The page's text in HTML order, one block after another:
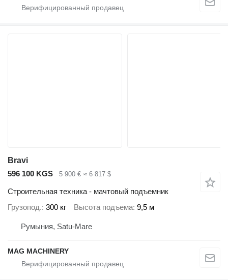
Bravi
596 100 KGS
5 900 € ≈ 6 817 $
Строительная техника - мачтовый подъемник
Грузопод. 300 кг Высота подъема 9,5 м
Румыния, Satu-Mare
MAG MACHINERY